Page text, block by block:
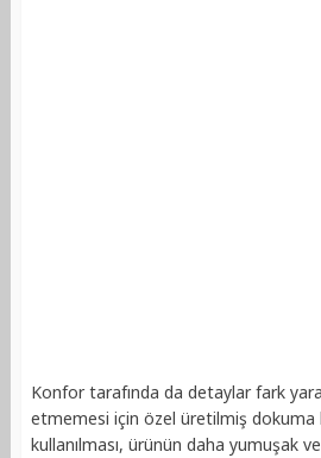
Konfor tarafında da detaylar fark
etmemesi için özel üretilmiş dokuma
kullanılması, ürünün daha yumuşak